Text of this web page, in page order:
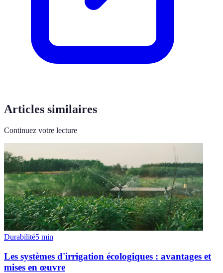
Articles similaires
Continuez votre lecture
Durabilité5 min
Les systèmes d'irrigation écologiques : avantages et
mises en œuvre